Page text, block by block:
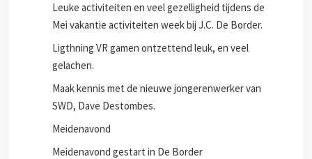
Leuke activiteiten en veel gezelligheid tijdens de
Mei vakantie activiteiten week bij J.C. De Border.
Ligthning VR gamen ontzettend leuk, en veel
gelachen.
Maak kennis met de nieuwe jongerenwerker van
SWD, Dave Destombes.
Meidenavond
Meidenavond gestart in De Border